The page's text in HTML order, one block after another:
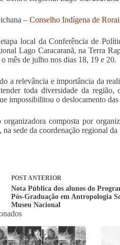
– Conselho Indígena de
local da Conferência de
Lago Caracaranã, na Terra
o mês de julho nos dias 18, 19 e 20.
a relevância e importância da
toda diversidade da
impossibilitou o deslocamento
organizadora composta por
na sede da coordenação regional
POSTANTERIOR
Nota Pública dos alunos do
Pós-Graduação em Antropologia
Museu Nacional